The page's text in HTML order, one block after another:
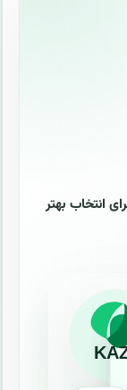
انتخاب بهتر